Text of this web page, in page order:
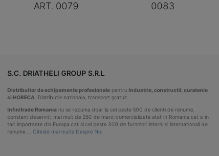
ART. 0079
0083
S.C. DRIATHELI GROUP S.R.L
Distribuitor de echipamente profesionale pentru industrie, constructii, curatenie
si HORECA. Distributie nationala, transport gratuit.
Infinitrade Romania nu se rezuma doar la cei peste 500 de clienti de renume,
constant deserviti, mai mult de 250 de marci comercializate atat in Romania cat si in
tari importante din Europa cat si cei peste 300 de furnizori interni si internationali de
renume … Citeste mai multe Despre Noi